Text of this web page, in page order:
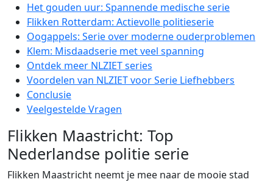
Het gouden uur: Spannende medische serie
Flikken Rotterdam: Actievolle politieserie
Oogappels: Serie over moderne ouderproblemen
Klem: Misdaadserie met veel spanning
Ontdek meer NLZIET series
Voordelen van NLZIET voor Serie Liefhebbers
Conclusie
Veelgestelde Vragen
Flikken Maastricht: Top
Nederlandse politie serie
Flikken Maastricht neemt je mee naar de mooie stad